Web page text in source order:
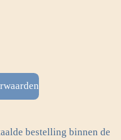
bestelling binnen de